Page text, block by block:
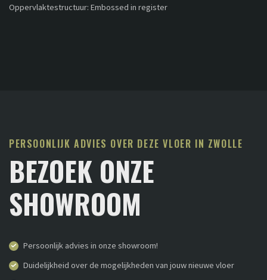
Oppervlaktestructuur: Embossed in register
PERSOONLIJK ADVIES OVER DEZE VLOER IN ZWOLLE
BEZOEK ONZE
SHOWROOM
Persoonlijk advies in onze showroom!
Duidelijkheid over de mogelijkheden van jouw nieuwe vloer